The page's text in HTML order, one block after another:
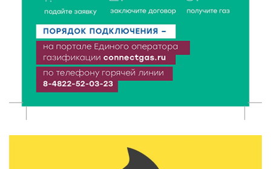
5 Авг 2026 15:25 187
Около 2300 учащихся школ и колледжей прошли
обучение в УМЦ «Авангард» при ВУЦ ТвГТУ
5 Авг 2026 15:02 275